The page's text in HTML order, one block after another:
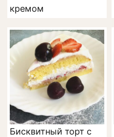
кремом
Бисквитный торт с